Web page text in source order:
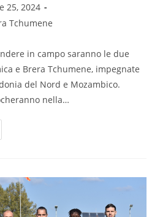
25, 2024
Tchumene
in campo saranno le due
e Brera Tchumene, impegnate
del Nord e Mozambico.
nella…